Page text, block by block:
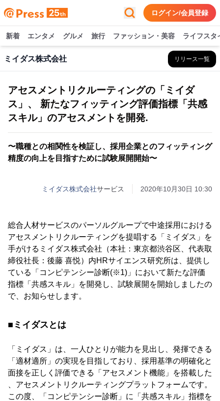
ログイン/会員登録
新着 エンタメ グルメ 旅行 ファッション・美容 ライフスタ
ミイダス株式会社 リリース一覧
アセスメントリクルーティングの「ミイダ
ス」、 新たなフィッティング評価指標「共感
スキル」のアセスメントを開発.
〜職種との相関性を検証し、採⽤企業とのフィッティング
精度の向上を⽬指すために試験展開開始〜
ミイダス株式会社サービス 2020年10月30日 10:30
総合⼈材サービスのパーソルグループで中途採⽤における
アセスメントリクルーティングを提唱する「ミイダス」を
⼿がけるミイダス株式会社（本社：東京都渋⾕区、代表取
締役社⻑：後藤 喜悦）内HRサイエンス研究所は、提供し
ている「コンピテンシー診断(※1)」において新たな評価
指標「共感スキル」を開発し、試験展開を開始しましたの
で、お知らせします。
■ミイダスとは
「ミイダス」は、⼀⼈ひとりが能⼒を⾒出し、発揮できる
「適材適所」の実現を⽬指しており、採⽤基準の明確化と
⾯接を正しく評価できる「アセスメント機能」を搭載した
、アセスメントリクルーティングプラットフォームです。
この度、「コンピテンシー診断」に「共感スキル」指標を